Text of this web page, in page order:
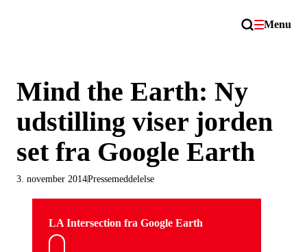
Menu
Mind the Earth: Ny
udstilling viser jorden
set fra Google Earth
Pressemeddelelse
3. november 2014
LA Intersection fra Google Earth